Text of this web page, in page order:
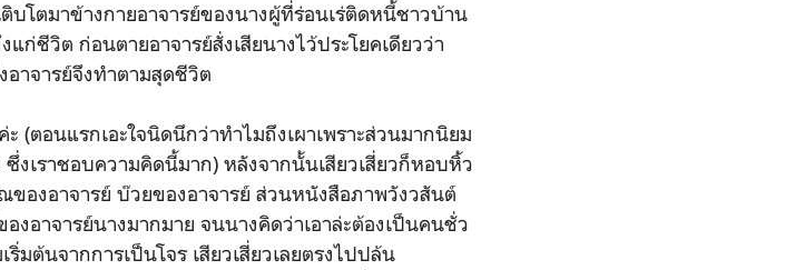
ติบโตมาข้างกายอาจารย์ของนางผู้ที่ร่อนเร่ติดหนี้ชาวบ้าน
ชีวิต ก่อนตายอาจารย์สั่งเสียนางไว้ประโยคเดียวว่า
อาจารย์จึงทำตามสุดชีวิต
อนแรกเอะใจนิดนึกว่าทำไมถึงเผาเพราะส่วนมากนิยม
ซึ่งเราชอบความคิดนี้มาก) หลังจากนั้นเสียวเสี่ยวก็หอบหิ้ว
องอาจารย์ บ๊วยของอาจารย์ ส่วนหนังสือภาพวังวสันต์
งอาจารย์นางมากมาย จนนางคิดว่าเอาล่ะต้องเป็นคนชั่ว
มต้นจากการเป็นโจร เสียวเสี่ยวเลยตรงไปปล้น